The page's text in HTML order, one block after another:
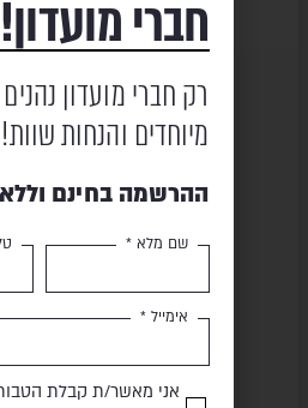
שירות ומקצועיות
תשלום מאובטח
חברי מועדון!
רק חברי מועדון
מיוחדים והנחות שוות!
ההרשמה בחינם
שם מלא *
אימייל *
אני מאשר/ת קבלת